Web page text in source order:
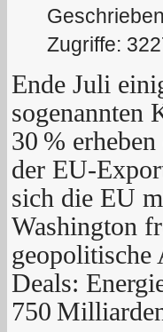
Zugriffe:
Ende Juli
sogenannten
30 %
der EU-
sich die EU
Washington
Deals:
750